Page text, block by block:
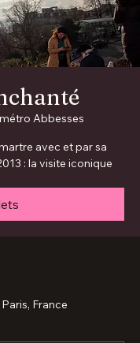
Abbesses
avec et par sa